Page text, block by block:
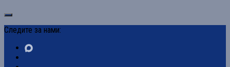
Следите за нами: